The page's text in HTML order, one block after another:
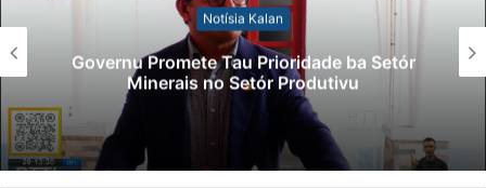
Notísia Kalan
Governu Promete Tau Prioridade ba Setór
Minerais no Setór Produtivu